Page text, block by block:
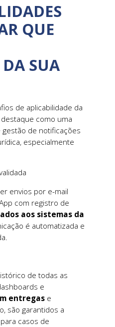
QUE
SUA
de aplicabilidade da
destaque como uma
de notificações
especialmente
envios por e-mail
com registro de
aos sistemas da
é automatizada e
de todas as
e
entregas e
são garantidos a
casos de